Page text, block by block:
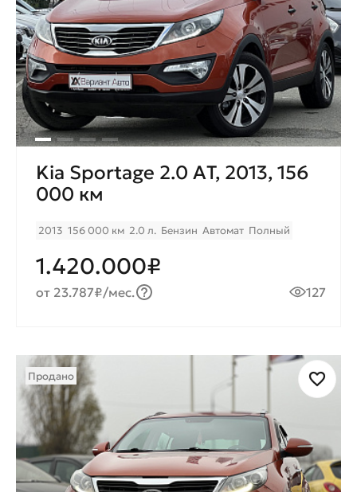
Kia Sportage 2.0 AТ, 2013, 156
000 км
2013 156 000 км 2.0 л. Бензин Автомат Полный
1.420.000₽
от 23.787₽/мес. 127
Продано